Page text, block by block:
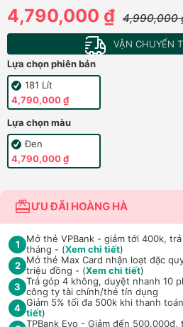
4,790,000 ₫ 4,990,000
VẬN CHUYỂN
Lựa chọn phiên bản
181 Lít
4,790,000 ₫
Lựa chọn màu
Đen
4,790,000 ₫
ƯU ĐÃI HOÀNG HÀ
1
Mở thẻ VPBank - giảm tới 400k,
tháng - (Xem chi tiết)
2 Mở thẻ Max Card nhận loạt đặc
triệu đồng - (Xem chi tiết)
3 Trả góp 4 không, duyệt nhanh 10
công ty tài chính/thẻ tín dụng
4 Giảm 5% tối đa 500k khi thanh
tiết)
TPBank Evo - Giảm đến